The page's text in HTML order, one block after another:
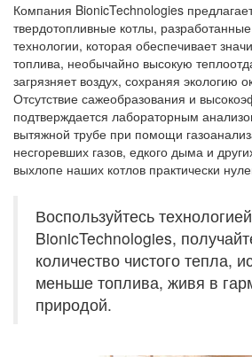
Компания BionicTechnologies
твердотопливные котлы,
технологии, которая обеспечивает
топлива, необычайно высокую
загрязняет воздух, сохраняя экологию
Отсутствие сажеобразования и
подтверждается лабораторным
вытяжной трубе при помощи
несгоревших газов, едкого дыма и
выхлопе наших котлов практически
Воспользуйтесь технологией
BionicTechnologies,
количество чистого тепла,
меньше топлива, живя в
природой.